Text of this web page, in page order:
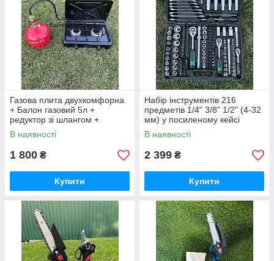
Газова плита двухкомфорна
+ Балон газовий 5л +
редуктор зі шлангом +
пальник на балон у
подарунок
В наявності
1 800 ₴
Купити
Набір інструментів 216
предметів 1/4" 3/8" 1/2" (4-32
мм) у посиленому кейсі
Німеччина
В наявності
2 399 ₴
Купити